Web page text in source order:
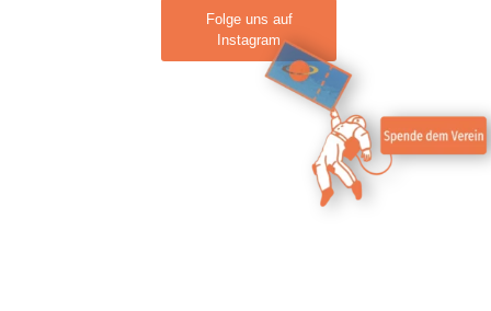
Folge uns auf
Instagram